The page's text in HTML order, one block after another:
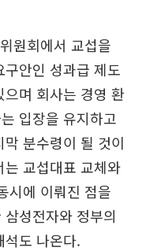
원회에서 교섭을
안인 성과급 제도
며 회사는 경영 환
입장을 유지하고
분수령이 될 것이
교섭대표 교체와
시에 이뤄진 점을
성전자와 정부의
석도 나온다.